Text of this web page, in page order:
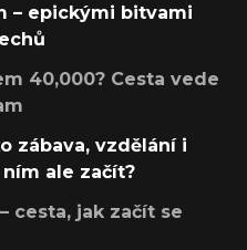
– epickými bitvami
40,000? Cesta vede
zábava, vzdělání i
ale začít?
cesta, jak začít se